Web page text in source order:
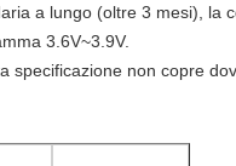
a lungo (oltre 3 mesi),
3.6V~3.9V.
specificazione non copre